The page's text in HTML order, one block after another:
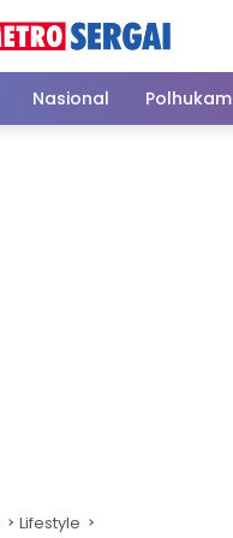
Nasional Polhukam
Lifestyle